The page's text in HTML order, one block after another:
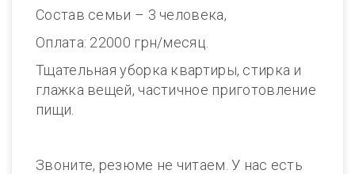
Состав семьи – 3 человека,
Оплата: 22000 грн/месяц.
Тщательная уборка квартиры, стирка и
глажка вещей, частичное приготовление
пищи.
Звоните, резюме не читаем. У нас есть